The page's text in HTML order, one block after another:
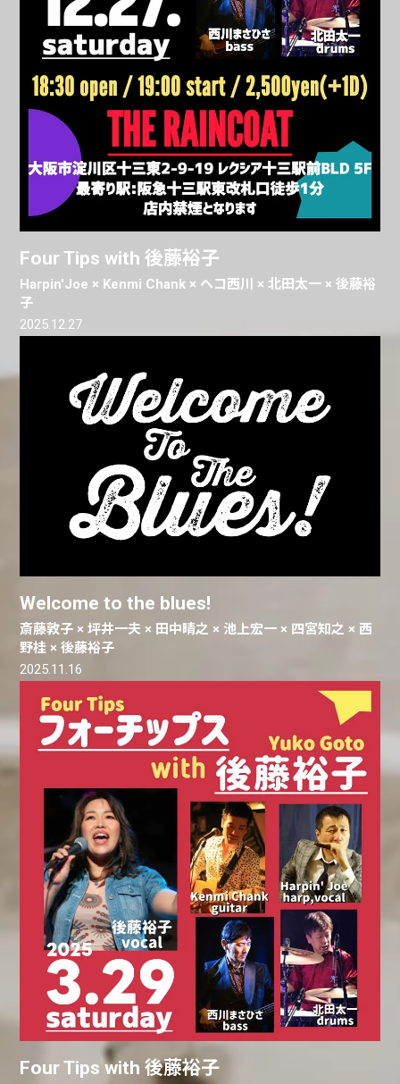
Four Tips with 後藤裕子
Harpin'Joe × Kenmi Chank × ヘコ西川 × 北田太一 × 後藤裕
子
2025.12.27
Welcome to the blues!
斎藤敦子 × 坪井一夫 × 田中晴之 × 池上宏一 × 四宮知之 × 西
野桂 × 後藤裕子
2025.11.16
Four Tips with 後藤裕子